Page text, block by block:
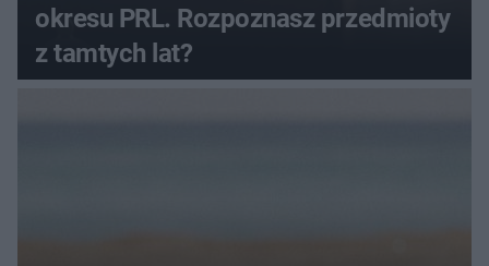
okresu PRL. Rozpoznasz przedmioty
z tamtych lat?